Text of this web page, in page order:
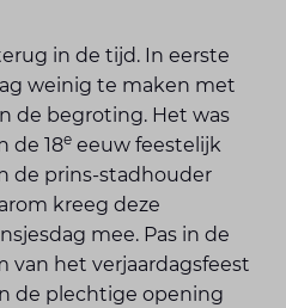
in de tijd. In eerste
weinig te maken met
de begroting. Het was
de 18e eeuw feestelijk
de prins-stadhouder
kreeg deze
mee. Pas in de
van het verjaardagsfeest
de plechtige opening